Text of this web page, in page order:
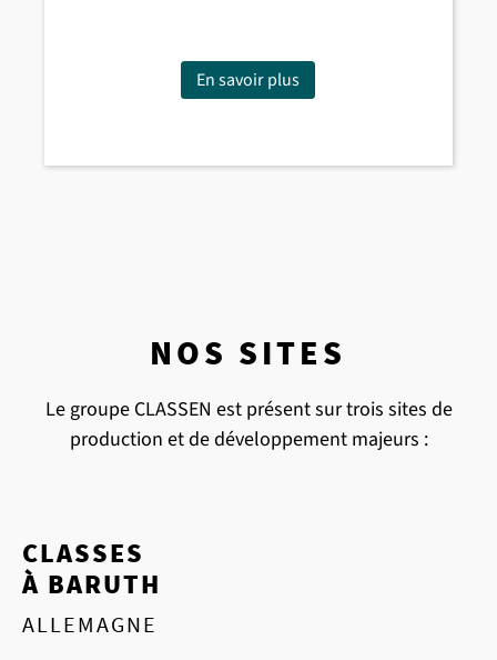
En savoir plus
NOS SITES
Le groupe CLASSEN est présent sur trois sites de
production et de développement majeurs :
CLASSES
À BARUTH
ALLEMAGNE